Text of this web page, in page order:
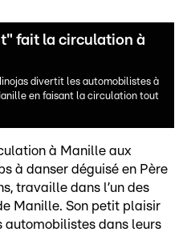
fait la circulation à
divertit les automobilistes à
en faisant la circulation tout
à Manille aux
à danser déguisé en Père
travaille dans l’un des
Manille. Son petit plaisir
automobilistes dans leurs